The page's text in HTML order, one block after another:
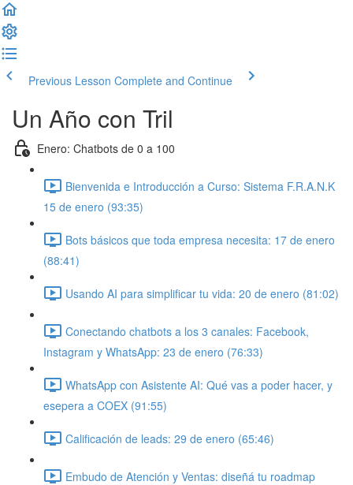
Previous Lesson Complete and Continue
Un Año con Tril
Enero: Chatbots de 0 a 100
Bienvenida e Introducción a Curso: Sistema F.R.A.N.K
15 de enero (93:35)
Bots básicos que toda empresa necesita: 17 de enero
(88:41)
Usando AI para simplificar tu vida: 20 de enero (81:02)
Conectando chatbots a los 3 canales: Facebook,
Instagram y WhatsApp: 23 de enero (76:33)
WhatsApp con Asistente AI: Qué vas a poder hacer, y
esepera a COEX (91:55)
Calificación de leads: 29 de enero (65:46)
Embudo de Atención y Ventas: diseñá tu roadmap